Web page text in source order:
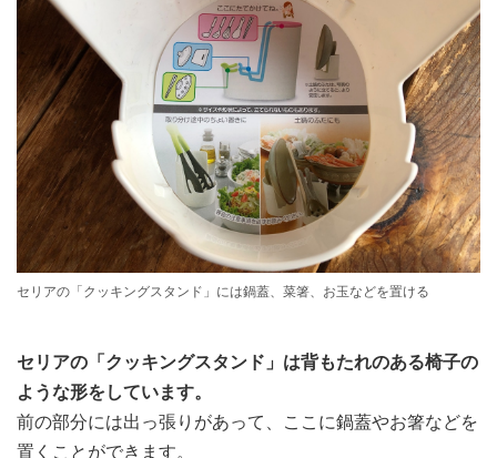
セリアの「クッキングスタンド」には鍋蓋、菜箸、お玉などを置ける
セリアの「クッキングスタンド」は背もたれのある椅子の
ような形をしています。
前の部分には出っ張りがあって、ここに鍋蓋やお箸などを
置くことができます。